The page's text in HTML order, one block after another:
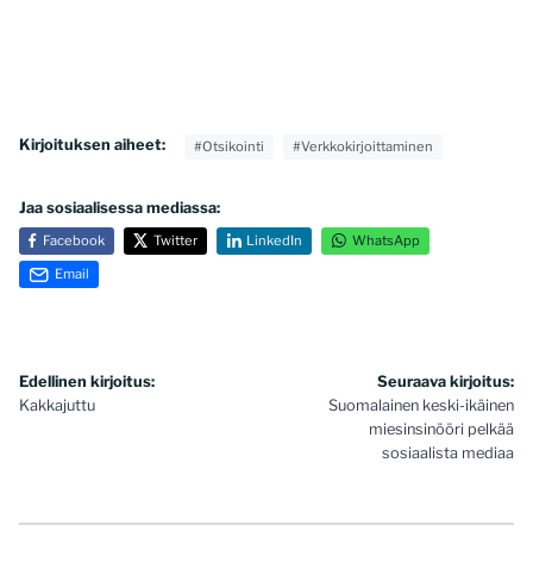
Kirjoituksen aiheet: #Otsikointi #Verkkokirjoittaminen
Jaa sosiaalisessa mediassa:
Facebook Twitter LinkedIn WhatsApp
Email
Artikkelien
selaus
Edellinen kirjoitus:
Kakkajuttu
Seuraava kirjoitus:
Suomalainen keski-ikäinen
miesinsinööri pelkää
sosiaalista mediaa